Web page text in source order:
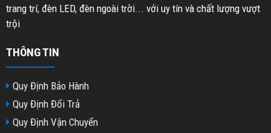
trang trí, đèn LED, đèn ngoài trời... với uy tín và chất lượng vượt
trội
THÔNG TIN
Quy Định Bảo Hành
Quy Định Đổi Trả
Quy Định Vận Chuyển